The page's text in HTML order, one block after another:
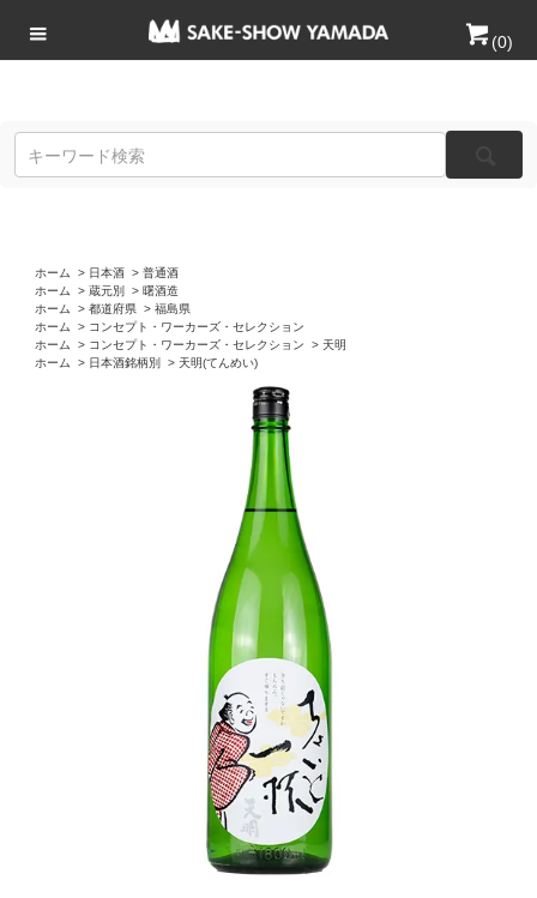
(0)
ホーム > 日本酒 > 普通酒
ホーム
> 蔵元別 > 曙酒造
ホーム
> 都道府県 > 福島県
ホーム
> コンセプト・ワーカーズ・セレクション
ホーム
> コンセプト・ワーカーズ・セレクション > 天明
ホーム
> 日本酒銘柄別 > 天明(てんめい)